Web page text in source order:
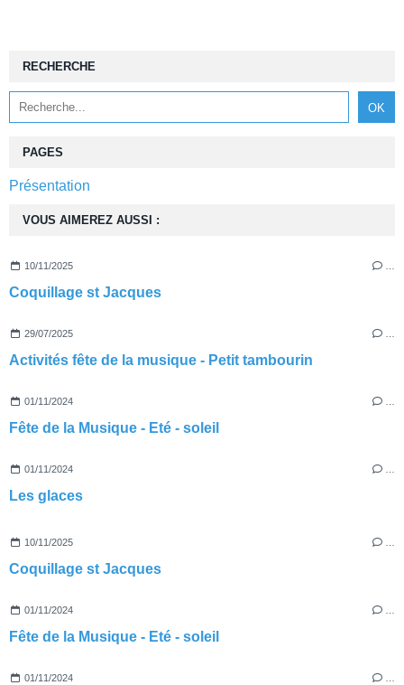
RECHERCHE
VOUS AIMEREZ AUSSI :
10/11/2025
Coquillage st Jacques
29/07/2025
Activités fête de la musique - Petit tambourin
01/11/2024
Fête de la Musique - Eté - soleil
01/11/2024
Les glaces
10/11/2025
Coquillage st Jacques
01/11/2024
Fête de la Musique - Eté - soleil
01/11/2024
PAGES
Présentation